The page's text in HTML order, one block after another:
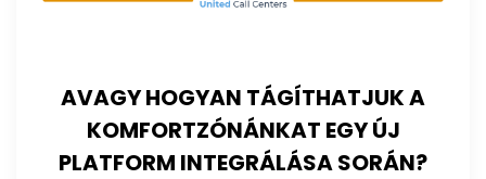
AVAGY HOGYAN TÁGÍTHATJUK A
KOMFORTZÓNÁNKAT EGY ÚJ
PLATFORM INTEGRÁLÁSA SORÁN?